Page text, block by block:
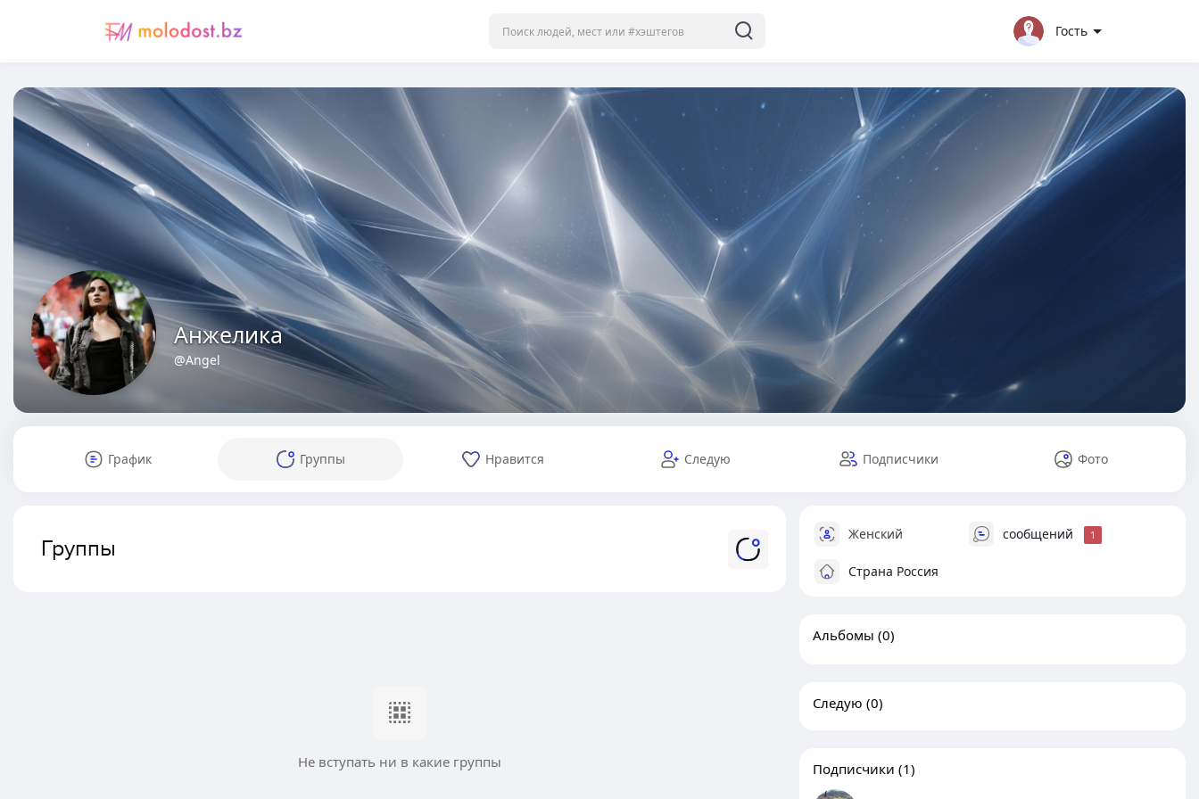
Гость
Анжелика
@Angel
График Группы Нравится Следую Подписчики Фото
Группы
Не вступать ни в какие группы
Женский сообщений 1
Страна Россия
Альбомы (0)
Следую (0)
Подписчики (1)